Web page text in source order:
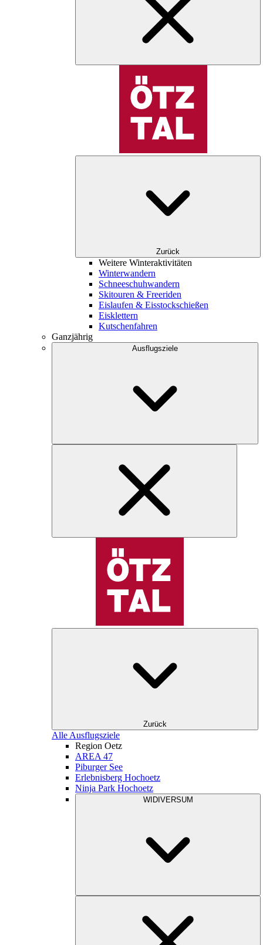
Zurück
Weitere Winteraktivitäten
Winterwandern
Schneeschuhwandern
Skitouren & Freeriden
Eislaufen & Eisstockschießen
Eisklettern
Kutschenfahren
Ganzjährig
Ausflugsziele
Zurück
Alle Ausflugsziele
Region Oetz
AREA 47
Piburger See
Erlebnisberg Hochoetz
Ninja Park Hochoetz
WIDIVERSUM